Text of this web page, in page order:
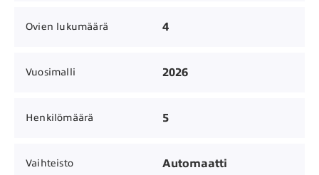
Ovien lukumäärä 4
Vuosimalli 2026
Henkilömäärä 5
Vaihteisto Automaatti